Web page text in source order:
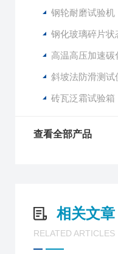
钢轮耐磨试验机
钢化玻璃碎片状
高温高压加速碳
斜坡法防滑测试
砖瓦泛霜试验箱
查看全部产品
相关文章
RELATED ARTICLES